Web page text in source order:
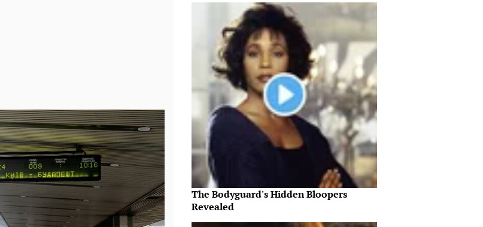
The Bodyguard's Hidden Bloopers
Revealed